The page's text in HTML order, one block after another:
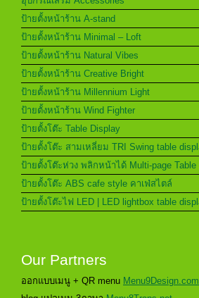
ป้ายตั้งหน้าร้าน A-stand
ป้ายตั้งหน้าร้าน Minimal – Loft
ป้ายตั้งหน้าร้าน Natural Vibes
ป้ายตั้งหน้าร้าน Creative Bright
ป้ายตั้งหน้าร้าน Millennium Light
ป้ายตั้งหน้าร้าน Wind Fighter
ป้ายตั้งโต๊ะ Table Display
ป้ายตั้งโต๊ะ สามเหลี่ยม TRI Swing table
ป้ายตั้งโต๊ะห่วง พลิกหน้าได้ Multi-page Table
ป้ายตั้งโต๊ะ ABS cafe style คาเฟ่สไตล์
ป้ายตั้งโต๊ะไฟ LED | LED lightbox table
Our Partners
ออกแบบเมนู + QR menu Menu9Design.com